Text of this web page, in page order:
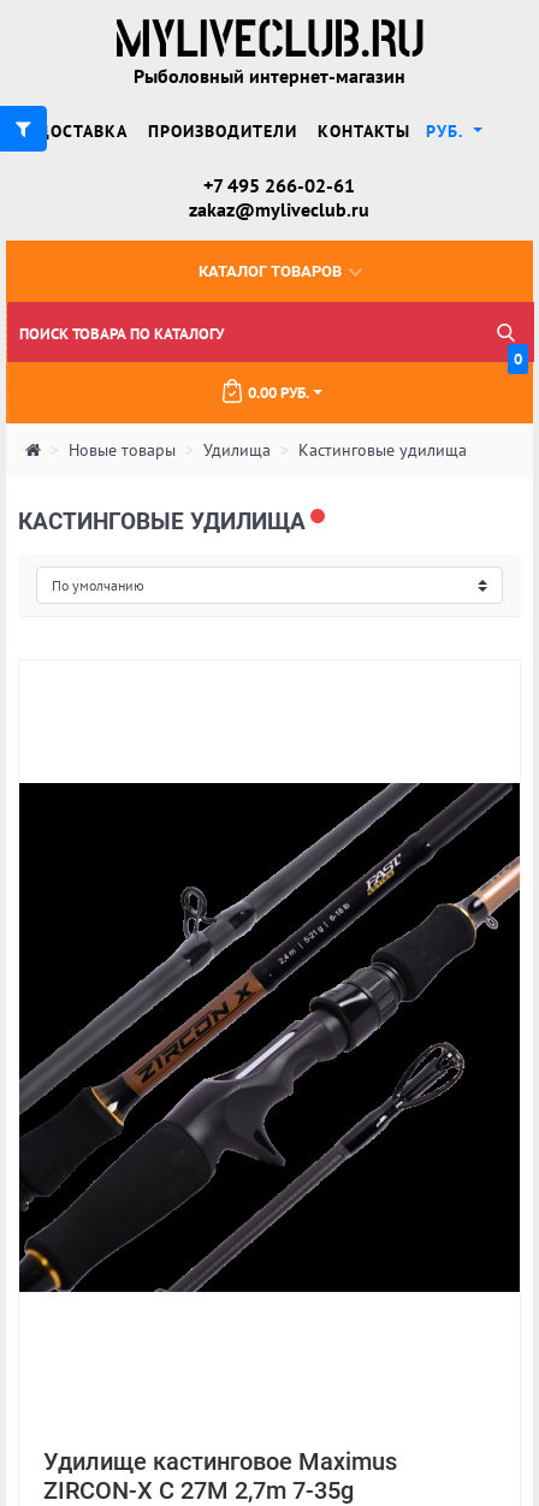
Рыболовный интернет-магазин
ДОСТАВКА ПРОИЗВОДИТЕЛИ КОНТАКТЫ РУБ.
+7 495 266-02-61
zakaz@myliveclub.ru
КАТАЛОГ ТОВАРОВ
0
0.00 РУБ.
Новые товары Удилища Кастинговые удилища
КАСТИНГОВЫЕ УДИЛИЩА
Удилище кастинговое Maximus
ZIRCON-X C 27M 2,7m 7-35g